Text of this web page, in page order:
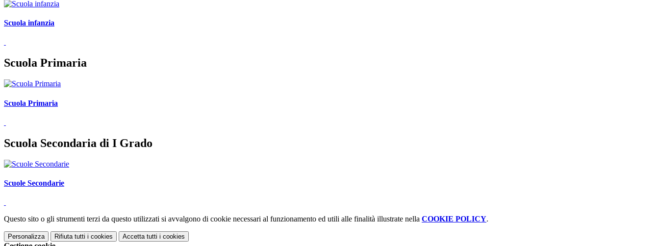
Scuola infanzia
Scuola Primaria
Scuola Primaria
Scuola Secondaria di I Grado
Scuole Secondarie
Questo sito o gli strumenti terzi da questo utilizzati si avvalgono di cookie necessari al funzionamento ed utili alle finalità illustrate nella COOKIE POLICY.
Personalizza Rifiuta tutti i cookies Accetta tutti i cookies